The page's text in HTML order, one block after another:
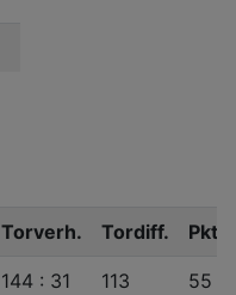
Torverh. Tordiff. Pkt.
144 : 31 113 55